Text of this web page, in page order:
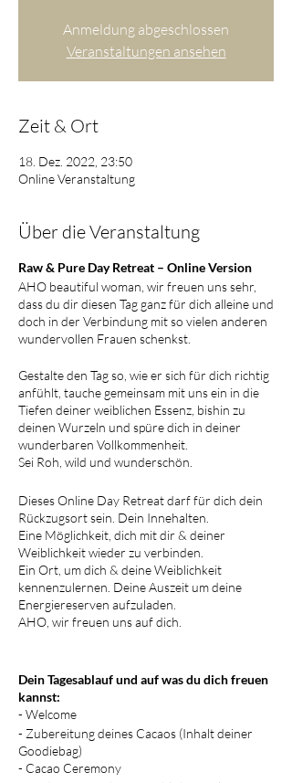
Anmeldung abgeschlossen
Veranstaltungen ansehen
Zeit & Ort
18. Dez. 2022, 23:50
Online Veranstaltung
Über die Veranstaltung
Raw & Pure Day Retreat – Online Version
AHO beautiful woman, wir freuen uns sehr,
dass du dir diesen Tag ganz für dich alleine und
doch in der Verbindung mit so vielen anderen
wundervollen Frauen schenkst.
Gestalte den Tag so, wie er sich für dich richtig
anfühlt, tauche gemeinsam mit uns ein in die
Tiefen deiner weiblichen Essenz, bishin zu
deinen Wurzeln und spüre dich in deiner
wunderbaren Vollkommenheit.
Sei Roh, wild und wunderschön.
Dieses Online Day Retreat darf für dich dein
Rückzugsort sein. Dein Innehalten.
Eine Möglichkeit, dich mit dir & deiner
Weiblichkeit wieder zu verbinden.
Ein Ort, um dich & deine Weiblichkeit
kennenzulernen. Deine Auszeit um deine
Energiereserven aufzuladen.​
AHO, wir freuen uns auf dich.
Dein Tagesablauf und auf was du dich freuen
kannst:
- Welcome
- Zubereitung deines Cacaos (Inhalt deiner
Goodiebag)
- Cacao Ceremony